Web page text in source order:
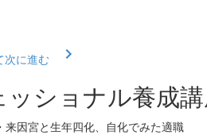
次に進む
ショナル養成
来因宮と生年四化、自化でみた適職